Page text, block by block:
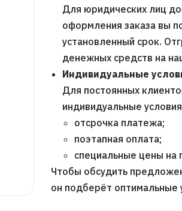
Для юридических лиц
оформления заказа вы
установленный срок.
денежных средств на
Индивидуальные
Для постоянных
индивидуальные
отсрочка платежа;
поэтапная оплата;
специальные цены на
Чтобы обсудить
он подберёт оптимальные